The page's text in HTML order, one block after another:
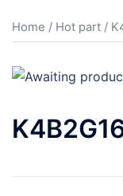
Home / Hot part /